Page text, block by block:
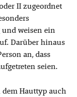
II zugeordnet
weisen ein
Darüber hinaus
an, dass
seien.
dem Hauttyp auch